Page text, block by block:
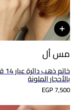
مس أل
بالأحجار الملونة
EGP 7,500